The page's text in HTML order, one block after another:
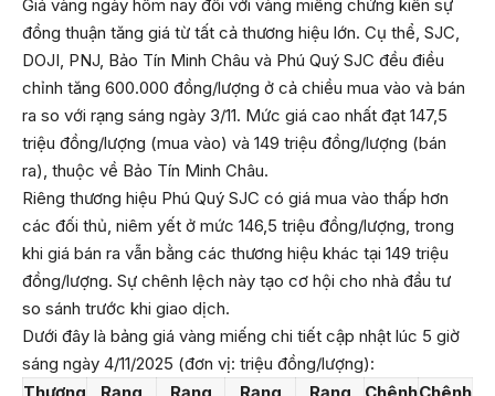
Giá vàng ngày hôm nay đối với vàng miếng chứng kiến sự
đồng thuận tăng giá từ tất cả thương hiệu lớn. Cụ thể, SJC,
DOJI, PNJ, Bảo Tín Minh Châu và Phú Quý SJC đều điều
chỉnh tăng 600.000 đồng/lượng ở cả chiều mua vào và bán
ra so với rạng sáng ngày 3/11. Mức giá cao nhất đạt 147,5
triệu đồng/lượng (mua vào) và 149 triệu đồng/lượng (bán
ra), thuộc về Bảo Tín Minh Châu.
Riêng thương hiệu Phú Quý SJC có giá mua vào thấp hơn
các đối thủ, niêm yết ở mức 146,5 triệu đồng/lượng, trong
khi giá bán ra vẫn bằng các thương hiệu khác tại 149 triệu
đồng/lượng. Sự chênh lệch này tạo cơ hội cho nhà đầu tư
so sánh trước khi giao dịch.
Dưới đây là bảng giá vàng miếng chi tiết cập nhật lúc 5 giờ
sáng ngày 4/11/2025 (đơn vị: triệu đồng/lượng):